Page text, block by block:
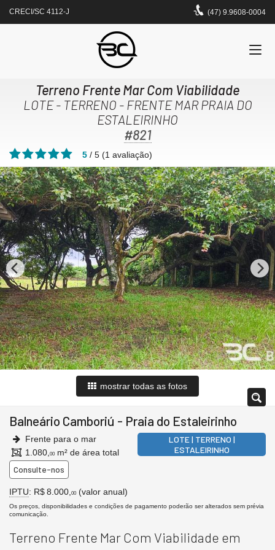
CRECI/SC 4112-J (47) 9.9608-0004
Terreno Frente Mar Com Viabilidade
LOTE - TERRENO - FRENTE MAR PRAIA DO
ESTALEIRINHO
#821
5 / 5 (1 avaliação)
mostrar todas as fotos
Balneário Camboriú - Praia do Estaleirinho
LOTE | TERRENO |
ESTALEIRINHO
Frente para o mar
1.080, 00 m² de área total
Consulte-nos
IPTU: R$ 8.000, 00 (valor anual)
Os preços, disponibilidades e condições de pagamento poderão ser alterados sem prévia
comunicação.
Terreno Frente Mar Com Viabilidade em